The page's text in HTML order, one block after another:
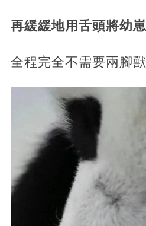
再緩緩地用舌頭將幼
全程完全不需要兩腳獸